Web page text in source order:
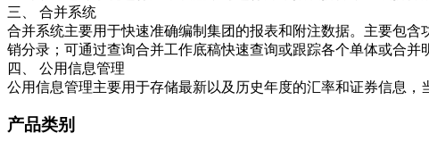
三、 合并系统
合并系统主要用于快速准确编制集团的报表和附注数据。主要包
销分录；可通过查询合并工作底稿快速查询或跟踪各个单体或合
四、 公用信息管理
公用信息管理主要用于存储最新以及历史年度的汇率和证券信息
产品类别